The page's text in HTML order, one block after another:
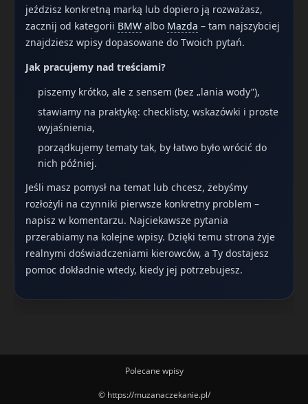
jeździsz konkretną marką lub dopiero ją rozważasz,
zacznij od kategorii BMW albo Mazda – tam najszybciej
znajdziesz wpisy dopasowane do Twoich pytań.
Jak pracujemy nad treściami?
piszemy krótko, ale z sensem (bez „lania wody”),
stawiamy na praktykę: checklisty, wskazówki i proste
wyjaśnienia,
porządkujemy tematy tak, by łatwo było wrócić do
nich później.
Jeśli masz pomysł na temat lub chcesz, żebyśmy
rozłożyli na czynniki pierwsze konkretny problem –
napisz w komentarzu. Najciekawsze pytania
przerabiamy na kolejne wpisy. Dzięki temu strona żyje
realnymi doświadczeniami kierowców, a Ty dostajesz
pomoc dokładnie wtedy, kiedy jej potrzebujesz.
Polecane wpisy
© https://muzanaczekanie.pl/